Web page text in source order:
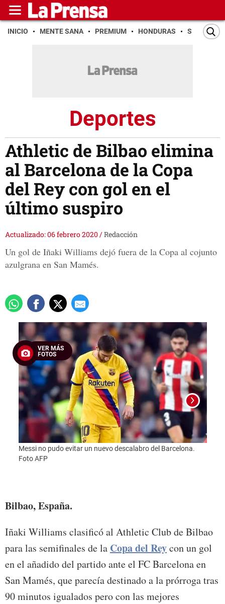
INICIO MENTE SANA PREMIUM HONDURAS SAN PEDRO
Deportes
Athletic de Bilbao elimina
al Barcelona de la Copa
del Rey con gol en el
último suspiro
Actualizado: 06 febrero 2020/Redacción
Un gol de Iñaki Williams dejó fuera de la Copa al cojunto
azulgrana en San Mamés.
VER MÁS
FOTOS
Messi no pudo evitar un nuevo descalabro del Barcelona.
Foto AFP
Foto:
Bilbao, España.
Iñaki Williams clasificó al Athletic Club de Bilbao
para las semifinales de la Copa del Reycon un gol
en el añadido del partido ante el FC Barcelona en
San Mamés, que parecía destinado a la prórroga tras
90 minutos igualados pero con las mejores